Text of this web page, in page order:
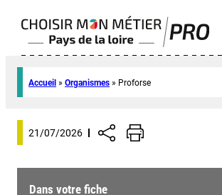
Accueil » Organismes » Proforse
21/07/2026
Dans votre fiche